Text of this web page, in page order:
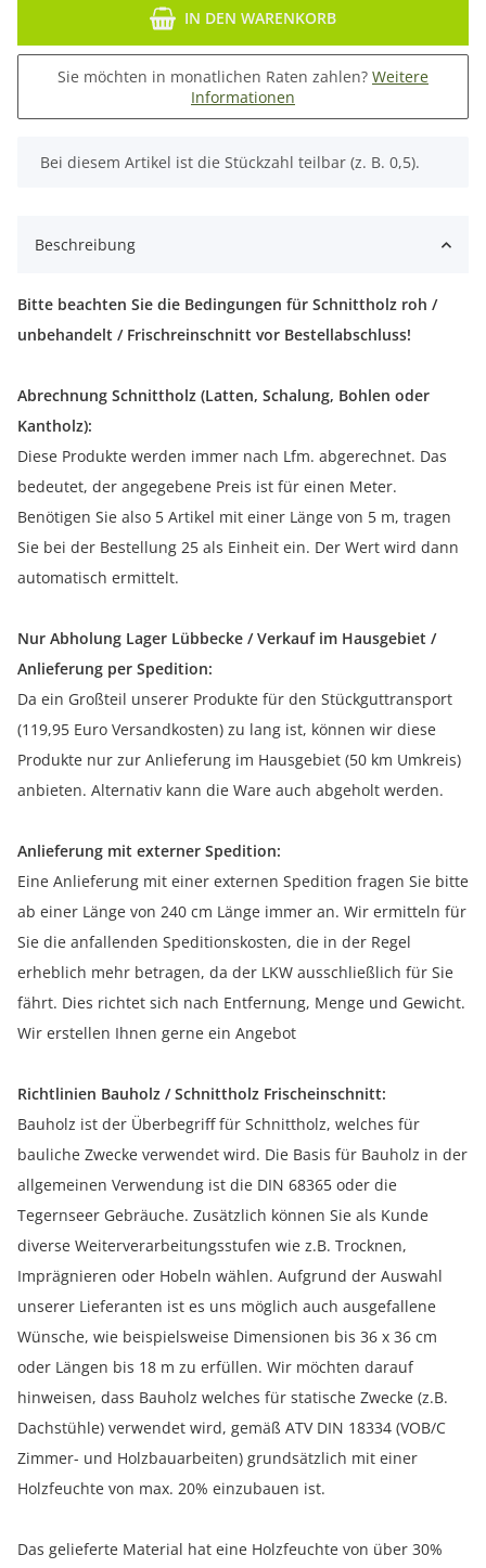
IN DEN WARENKORB
Sie möchten in monatlichen Raten zahlen? Weitere
Informationen
x
Bei diesem Artikel ist die Stückzahl teilbar (z. B. 0,5).
Beschreibung
Bitte beachten Sie die Bedingungen für Schnittholz roh /
unbehandelt / Frischreinschnitt vor Bestellabschluss!
Abrechnung Schnittholz (Latten, Schalung, Bohlen oder
Kantholz):
Diese Produkte werden immer nach Lfm. abgerechnet. Das
bedeutet, der angegebene Preis ist für einen Meter.
Benötigen Sie also 5 Artikel mit einer Länge von 5 m, tragen
Sie bei der Bestellung 25 als Einheit ein. Der Wert wird dann
automatisch ermittelt.
Nur Abholung Lager Lübbecke / Verkauf im Hausgebiet /
Anlieferung per Spedition:
Da ein Großteil unserer Produkte für den Stückguttransport
(119,95 Euro Versandkosten) zu lang ist, können wir diese
Produkte nur zur Anlieferung im Hausgebiet (50 km Umkreis)
anbieten. Alternativ kann die Ware auch abgeholt werden.
Anlieferung mit externer Spedition:
Eine Anlieferung mit einer externen Spedition fragen Sie bitte
ab einer Länge von 240 cm Länge immer an. Wir ermitteln für
Sie die anfallenden Speditionskosten, die in der Regel
erheblich mehr betragen, da der LKW ausschließlich für Sie
fährt. Dies richtet sich nach Entfernung, Menge und Gewicht.
Wir erstellen Ihnen gerne ein Angebot
Richtlinien Bauholz / Schnittholz Frischeinschnitt:
Bauholz ist der Überbegriff für Schnittholz, welches für
bauliche Zwecke verwendet wird. Die Basis für Bauholz in der
allgemeinen Verwendung ist die DIN 68365 oder die
Tegernseer Gebräuche. Zusätzlich können Sie als Kunde
diverse Weiterverarbeitungsstufen wie z.B. Trocknen,
Imprägnieren oder Hobeln wählen. Aufgrund der Auswahl
unserer Lieferanten ist es uns möglich auch ausgefallene
Wünsche, wie beispielsweise Dimensionen bis 36 x 36 cm
oder Längen bis 18 m zu erfüllen. Wir möchten darauf
hinweisen, dass Bauholz welches für statische Zwecke (z.B.
Dachstühle) verwendet wird, gemäß ATV DIN 18334 (VOB/C
Zimmer- und Holzbauarbeiten) grundsätzlich mit einer
Holzfeuchte von max. 20% einzubauen ist.
Das gelieferte Material hat eine Holzfeuchte von über 30%